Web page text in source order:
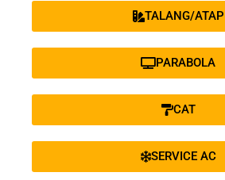
TALANG/ATAP
PARABOLA
CAT
SERVICE AC